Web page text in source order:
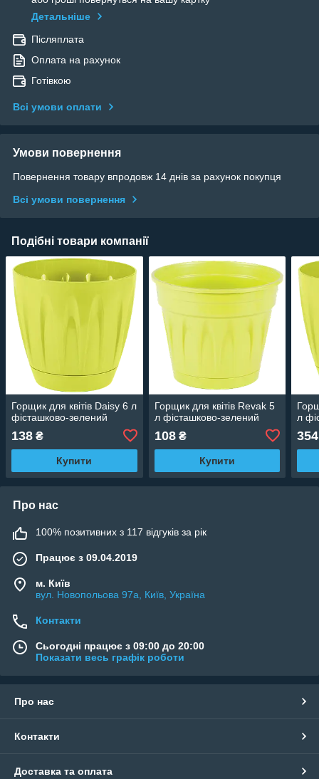
Детальніше
Післяплата
Оплата на рахунок
Готівкою
Всі умови оплати
Умови повернення
Повернення товару впродовж 14 днів за рахунок покупця
Всі умови повернення
Подібні товари компанії
Горщик для квітів Daisy 6 л
фісташково-зелений
138 ₴
Купити
Горщик для квітів Revak 5
л фісташково-зелений
108₴
Купити
л
354
Про нас
100% позитивних з 117 відгуків за рік
Працює з 09.04.2019
м. Київ
вул. Новопольова 97а, Київ, Україна
Контакти
Сьогодні працює з 09:00 до 20:00
Показати весь графік роботи
Про нас
Контакти
Доставка та оплата